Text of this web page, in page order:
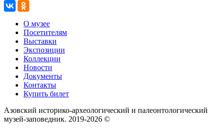
О музее
Посетителям
Выставки
Экспозиции
Коллекции
Новости
Документы
Контакты
Купить билет
Азовский историко‑археологический и палеонтологический
музей‑заповедник. 2019-2026 ©